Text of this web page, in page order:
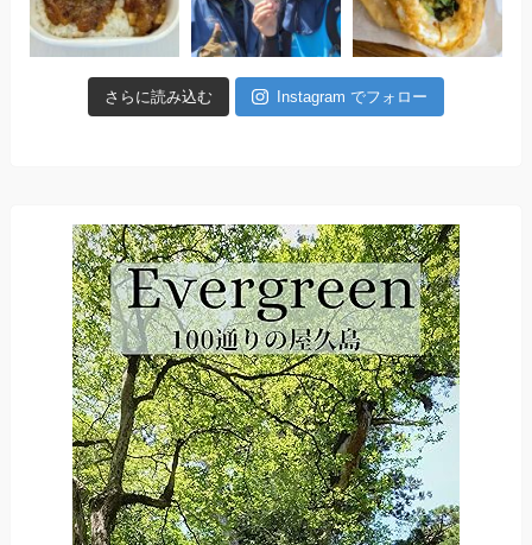
さらに読み込む Instagram でフォロー